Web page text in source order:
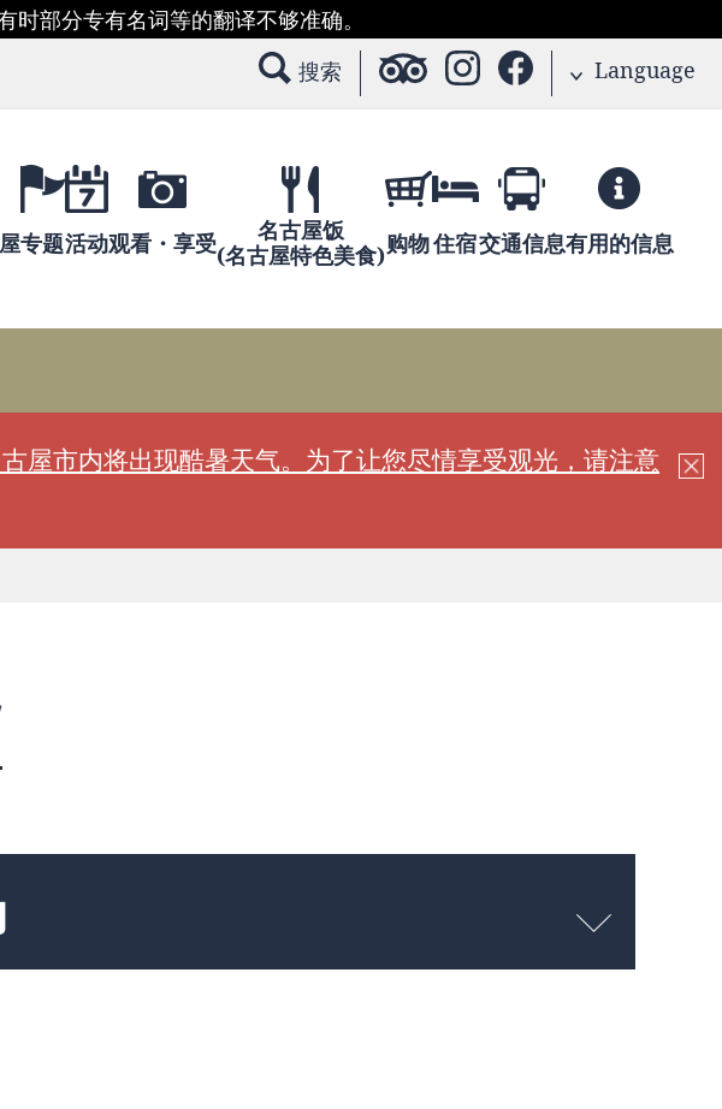
部分专有名词等的翻译不够准确。
搜索 Language
专题活动观看・享受
名古屋饭
(名古屋特色美食)购物住宿交通信息有用的信息
屋市内将出现酷暑天气。为了让您尽情享受观光，请注意